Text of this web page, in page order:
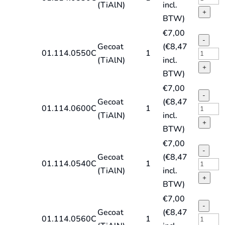
HD-
TiAlN
(TiAlN)
incl.
BTW)
E
type
HD-
TiAlN
+
01.114.0550C
Gecoat
(TiAlN)
1
€7,00
(€8,47
incl.
BTW)
-
HSS-
E
type
HD-
TiAlN
+
01.114.0600C
Gecoat
(TiAlN)
1
€7,00
(€8,47
incl.
BTW)
-
HSS-
E
type
HD-
TiAlN
+
01.114.0540C
Gecoat
(TiAlN)
1
€7,00
(€8,47
incl.
BTW)
-
HSS-
E
type
+
01.114.0560C
Gecoat
1
€7,00
(€8,47
-
HSS-